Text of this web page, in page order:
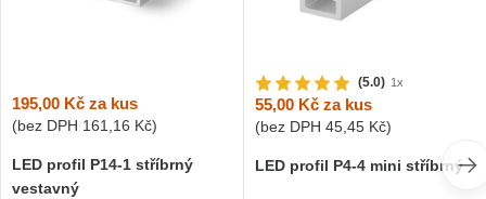
195,00 Kč za kus
(bez DPH 161,16 Kč)
LED profil P14-1 stříbrný
vestavný
(5.0) 1x
55,00 Kč za kus
(bez DPH 45,45 Kč)
LED profil P4-4 mini stříbrný